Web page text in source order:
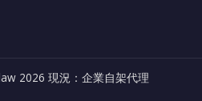
2026 現況：企業自架代理